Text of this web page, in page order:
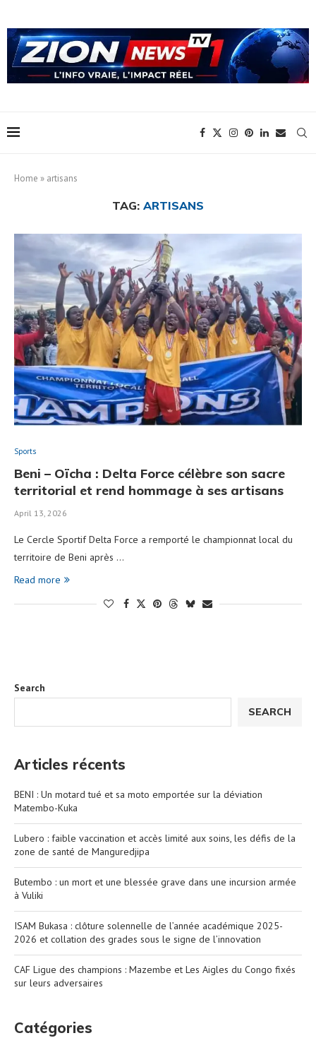
Home » artisans
TAG: ARTISANS
Sports
Beni – Oïcha : Delta Force célèbre son sacre
territorial et rend hommage à ses artisans
April 13, 2026
Le Cercle Sportif Delta Force a remporté le championnat local du
territoire de Beni après …
Read more
Search
SEARCH
Articles récents
BENI : Un motard tué et sa moto emportée sur la déviation
Matembo-Kuka
Lubero : faible vaccination et accès limité aux soins, les défis de la
zone de santé de Manguredjipa
Butembo : un mort et une blessée grave dans une incursion armée
à Vuliki
ISAM Bukasa : clôture solennelle de l’année académique 2025-
2026 et collation des grades sous le signe de l’innovation
CAF Ligue des champions : Mazembe et Les Aigles du Congo fixés
sur leurs adversaires
Catégories